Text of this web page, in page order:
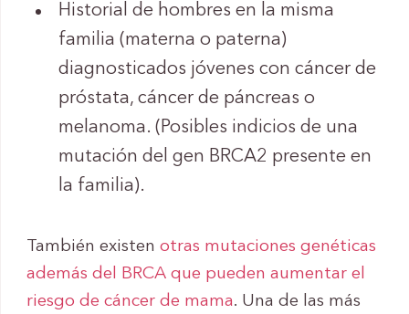
Historial de hombres en la misma
familia (materna o paterna)
diagnosticados jóvenes con cáncer de
próstata, cáncer de páncreas o
melanoma. (Posibles indicios de una
mutación del gen BRCA2 presente en
la familia).
También existen otras mutaciones genéticas
además del BRCA que pueden aumentar el
riesgo de cáncer de mama. Una de las más